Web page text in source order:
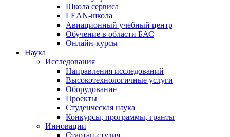
Школа сервиса
LEAN-школа
Авиационный учебный центр
Обучение в области БАС
Онлайн-курсы
Наука
Исследования
Направления исследований
Высокотехнологичные услуги
Оборудование
Проекты
Студенческая наука
Конкурсы, программы, гранты
Инновации